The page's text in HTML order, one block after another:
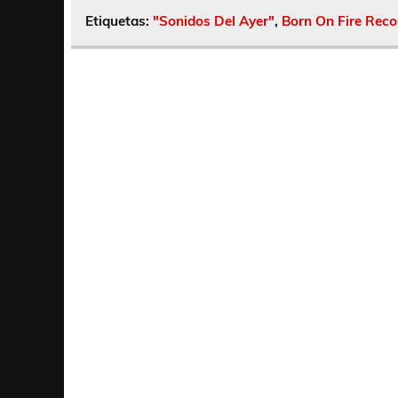
Etiquetas: "Sonidos Del Ayer", Born On Fire